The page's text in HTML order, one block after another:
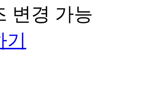
변경 가능
기